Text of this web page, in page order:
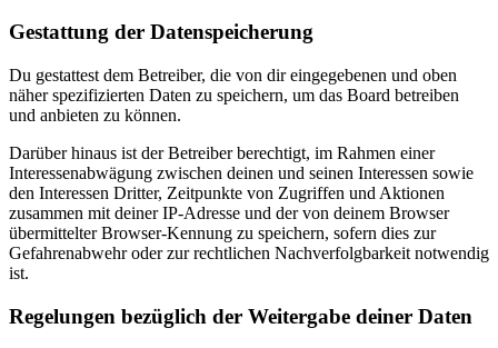
Gestattung der Datenspeicherung
Du gestattest dem Betreiber, die von dir eingegebenen und oben
näher spezifizierten Daten zu speichern, um das Board betreiben
und anbieten zu können.
Darüber hinaus ist der Betreiber berechtigt, im Rahmen einer
Interessenabwägung zwischen deinen und seinen Interessen sowie
den Interessen Dritter, Zeitpunkte von Zugriffen und Aktionen
zusammen mit deiner IP-Adresse und der von deinem Browser
übermittelter Browser-Kennung zu speichern, sofern dies zur
Gefahrenabwehr oder zur rechtlichen Nachverfolgbarkeit notwendig
ist.
Regelungen bezüglich der Weitergabe deiner Daten